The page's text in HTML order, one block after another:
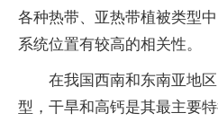
各种热带、亚热带植被类型
系统位置有较高的相关性。
在我国西南和东南亚地
型，干旱和高钙是其最主要